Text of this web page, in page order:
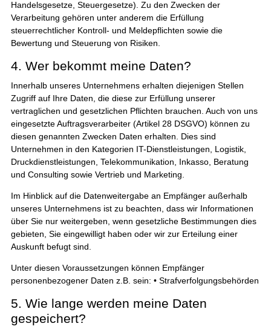
Handelsgesetze, Steuergesetze). Zu den Zwecken der
Verarbeitung gehören unter anderem die Erfüllung
steuerrechtlicher Kontroll- und Meldepflichten sowie die
Bewertung und Steuerung von Risiken.
4. Wer bekommt meine Daten?
Innerhalb unseres Unternehmens erhalten diejenigen Stellen
Zugriff auf Ihre Daten, die diese zur Erfüllung unserer
vertraglichen und gesetzlichen Pflichten brauchen. Auch von uns
eingesetzte Auftragsverarbeiter (Artikel 28 DSGVO) können zu
diesen genannten Zwecken Daten erhalten. Dies sind
Unternehmen in den Kategorien IT-Dienstleistungen, Logistik,
Druckdienstleistungen, Telekommunikation, Inkasso, Beratung
und Consulting sowie Vertrieb und Marketing.
Im Hinblick auf die Datenweitergabe an Empfänger außerhalb
unseres Unternehmens ist zu beachten, dass wir Informationen
über Sie nur weitergeben, wenn gesetzliche Bestimmungen dies
gebieten, Sie eingewilligt haben oder wir zur Erteilung einer
Auskunft befugt sind.
Unter diesen Voraussetzungen können Empfänger
personenbezogener Daten z.B. sein: • Strafverfolgungsbehörden
5. Wie lange werden meine Daten
gespeichert?